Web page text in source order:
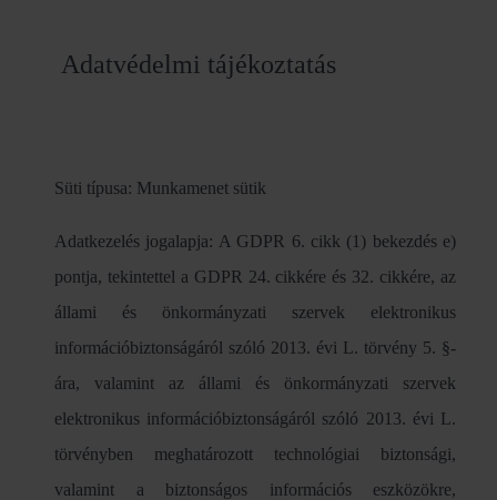
Adatvédelmi tájékoztatás
Süti típusa: Munkamenet sütik
Adatkezelés jogalapja: A GDPR 6. cikk (1) bekezdés e)
pontja, tekintettel a GDPR 24. cikkére és 32. cikkére, az
állami és önkormányzati szervek elektronikus
információbiztonságáról szóló 2013. évi L. törvény 5. §-
ára, valamint az állami és önkormányzati szervek
elektronikus információbiztonságáról szóló 2013. évi L.
törvényben meghatározott technológiai biztonsági,
valamint a biztonságos információs eszközökre,